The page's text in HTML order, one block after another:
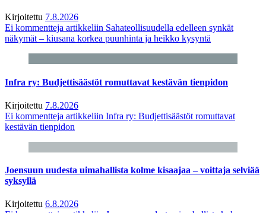
Kirjoitettu 7.8.2026
Ei kommentteja artikkeliin Sahateollisuudella edelleen synkät
näkymät – kiusana korkea puunhinta ja heikko kysyntä
Infra ry: Budjettisäästöt romuttavat kestävän tienpidon
Kirjoitettu 7.8.2026
Ei kommentteja artikkeliin Infra ry: Budjettisäästöt romuttavat
kestävän tienpidon
Joensuun uudesta uimahallista kolme kisaajaa – voittaja selviää
syksyllä
Kirjoitettu 6.8.2026